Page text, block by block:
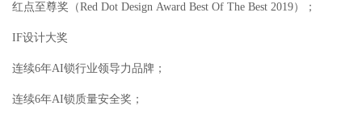
红点至尊奖（Red Dot Design Award Best Of The Best 2019）；
IF设计大奖
连续6年AI锁行业领导力品牌；
连续6年AI锁质量安全奖；